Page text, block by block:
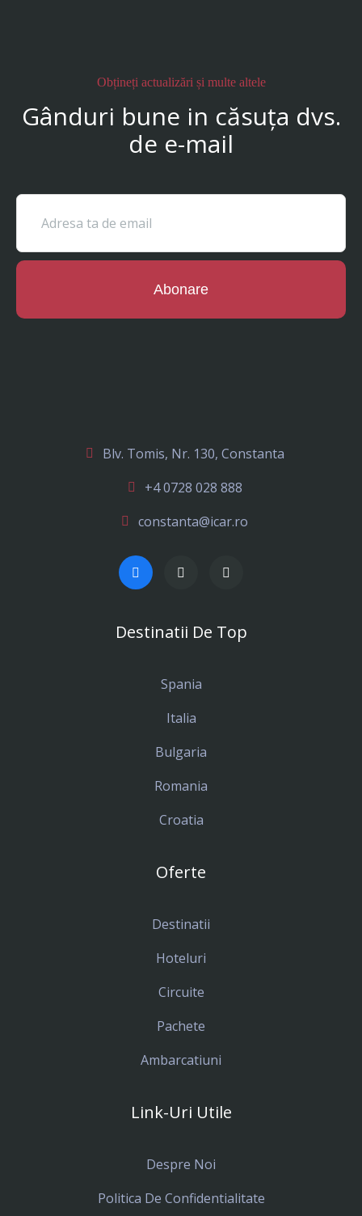
Obțineți actualizări și multe altele
Gânduri bune in căsuța dvs.
de e-mail
Abonare
Blv. Tomis, Nr. 130, Constanta
+4 0728 028 888
constanta@icar.ro
Destinatii De Top
Spania
Italia
Bulgaria
Romania
Croatia
Oferte
Destinatii
Hoteluri
Circuite
Pachete
Ambarcatiuni
Link-Uri Utile
Despre Noi
Politica De Confidentialitate